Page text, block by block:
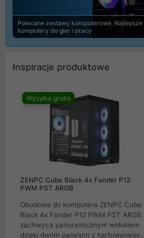
Polecane zestawy komputerowe. Najlepsze
komputery do gier i pracy
Inspiracje produktowe
Wysyłka gratis
ZENPC Cube Black 4x Fander P12
PWM PST ARGB
Obudowa do komputera ZENPC Cube
Black 4x Fander P12 PWM PST ARGB
zachwyca panoramicznym widokiem
dzięki dwóm panelom z hartowanego